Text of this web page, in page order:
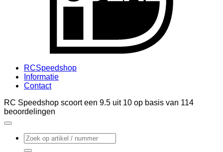
RCSpeedshop
Informatie
Contact
RC Speedshop scoort een 9.5 uit 10 op basis van 114
beoordelingen
Zoeken
naar: